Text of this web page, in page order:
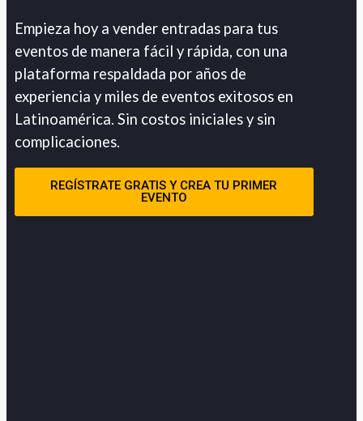
Empieza hoy a vender entradas para tus
eventos de manera fácil y rápida, con una
plataforma respaldada por años de
experiencia y miles de eventos exitosos en
Latinoamérica. Sin costos iniciales y sin
complicaciones.
REGÍSTRATE GRATIS Y CREA TU PRIMER
EVENTO